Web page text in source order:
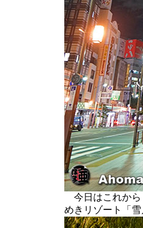
今日はこれから
めきリゾート「雪